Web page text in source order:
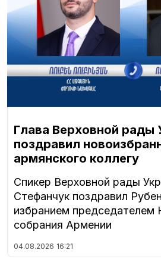
Глава Верховной рады
поздравил
армянского коллегу
Спикер Верховной рады
Стефанчук поздравил
избранием председателем
собрания Армении
04.08.2026 16:21